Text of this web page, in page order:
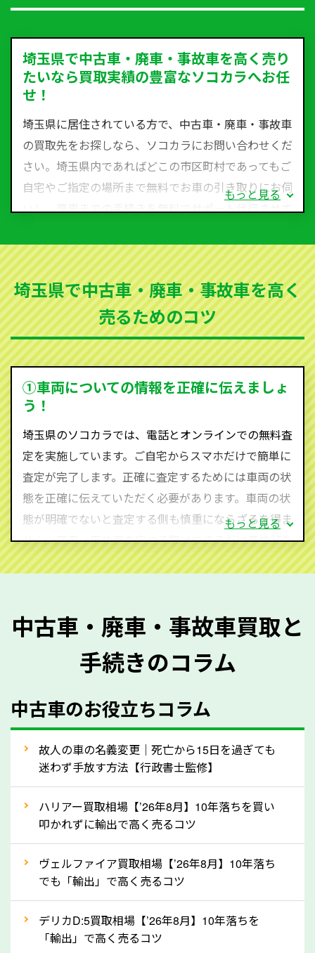
埼玉県で中古車・廃車・事故車を高く売り
たいなら買取実績の豊富なソコカラへお任
せ！
埼玉県に居住されている方で、中古車・廃車・事故車
の買取先をお探しなら、ソコカラにお問い合わせくだ
さい。埼玉県内であればどこの市区町村であってもご
自宅やご指定の場所まで無料でお車の引き取りにお伺
いし、廃車までの手続きを無料でサポート代行させて
など動かない車、水害車、不動車、乗らなくなってし
まった車、車検が切れて動かすことができない車でも
買取可能です。
ソコカラは世界１１０か国に独自の販売ネットワーク
を持ち、国内に自社物流網、自社ヤードをもっている
ため、中間マージンがかかりません。だから高価買取
を実現し、お客様に利益を還元することができるので
す。
590-870）までお問い合わせ下さい。
査定・ご相談・見積もりはすべて無料で行います。安
心してお問い合わせください。
もっと見る
埼玉県で中古車・廃車・事故車を高く
売るためのコツ
①車両についての情報を正確に伝えましょ
う！
埼玉県のソコカラでは、電話とオンラインでの無料査
定を実施しています。ご自宅からスマホだけで簡単に
査定が完了します。正確に査定するためには車両の状
態を正確に伝えていただく必要があります。車両の状
態が明確でないと査定する側も慎重にならざるを得ま
せん。廃車・事故車査定する際はできるだけ車検証を
ご準備ください。車検証があることで車両状態や年式
質問させていただく内容は以下の通りとなります。
メーカー／車種
型式／グレード
走行距離（例：約〇万キロ）
車検の満了日
内装や外装の状態
定を行い高価買取価格をつけやすくなります。
ってきます！
自動車税の還付金は、先に年払いしていた自動車税が
月割りで返還されるものです。ですから、自動車税の
還付金は早めに売却するほど多く還付されます。不要
もっと見る
中古車・廃車・事故車買取と
手続きのコラム
中古車のお役立ちコラム
故人の車の名義変更｜死亡から15日を過ぎても
迷わず手放す方法【行政書士監修】
ハリアー買取相場【’26年8月】10年落ちを買い
叩かれずに輸出で高く売るコツ
ヴェルファイア買取相場【’26年8月】10年落ち
でも「輸出」で高く売るコツ
デリカD:5買取相場【’26年8月】10年落ちを
「輸出」で高く売るコツ